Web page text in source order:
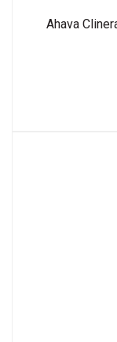
Ahava